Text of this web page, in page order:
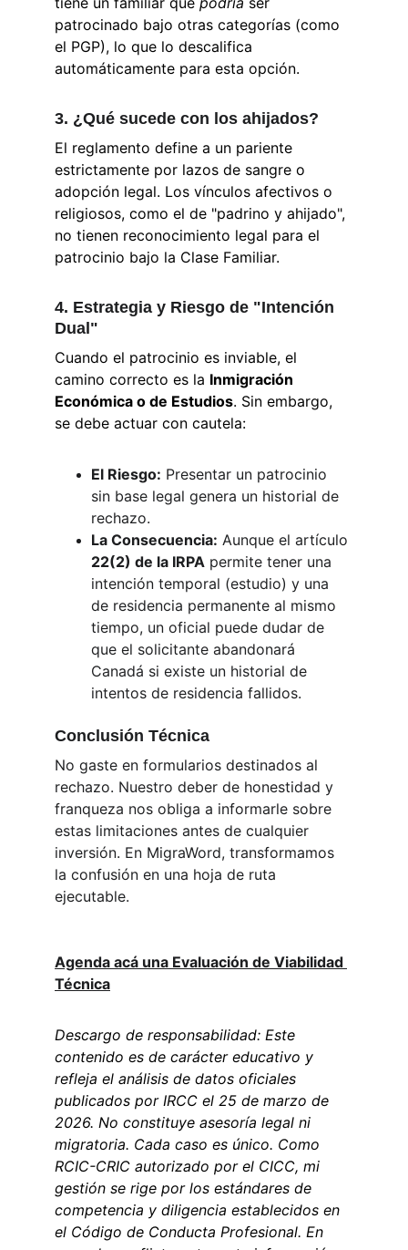
patrocinado bajo otras categorías (como
el PGP), lo que lo descalifica
automáticamente para esta opción.
3. ¿Qué sucede con los ahijados?
El reglamento define a un pariente
estrictamente por lazos de sangre o
adopción legal. Los vínculos afectivos o
religiosos, como el de "padrino y ahijado",
no tienen reconocimiento legal para el
patrocinio bajo la Clase Familiar.
4. Estrategia y Riesgo de "Intención
Dual"
Cuando el patrocinio es inviable, el
camino correcto es la Inmigración
Económica o de Estudios. Sin embargo,
se debe actuar con cautela:
El Riesgo: Presentar un patrocinio
sin base legal genera un historial de
rechazo.
La Consecuencia: Aunque el artículo
22(2) de la IRPA permite tener una
intención temporal (estudio) y una
de residencia permanente al mismo
tiempo, un oficial puede dudar de
que el solicitante abandonará
Canadá si existe un historial de
intentos de residencia fallidos.
Conclusión Técnica
No gaste en formularios destinados al
rechazo. Nuestro deber de honestidad y
franqueza nos obliga a informarle sobre
estas limitaciones antes de cualquier
inversión. En MigraWord, transformamos
la confusión en una hoja de ruta
ejecutable.
Agenda acá una Evaluación de Viabilidad
Técnica
Descargo de responsabilidad: Este
contenido es de carácter educativo y
refleja el análisis de datos oficiales
publicados por IRCC el 25 de marzo de
2026. No constituye asesoría legal ni
migratoria. Cada caso es único. Como
RCIC-CRIC autorizado por el CICC, mi
gestión se rige por los estándares de
competencia y diligencia establecidos en
el Código de Conducta Profesional. En